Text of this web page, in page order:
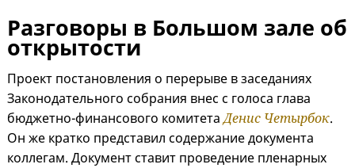
Разговоры в Большом зале об
открытости
Проект постановления о перерыве в заседаниях
Законодательного собрания внес с голоса глава
бюджетно-финансового комитетаДенис Четырбок.
Он же кратко представил содержание документа
коллегам. Документ ставит проведение пленарных